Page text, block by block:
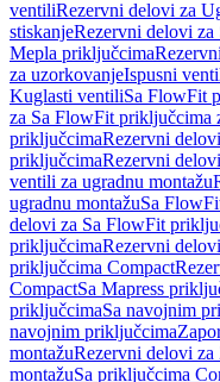
ventiliRezervni delovi za
stiskanjeRezervni delovi
Mepla priključcima
za uzorkovanjeIspusni
Kuglasti ventiliSa FlowFit
za Sa FlowFit priključcima
priključcimaRezervni
priključcimaRezervni
ventili za ugradnu montažu
ugradnu montažuSa
delovi za Sa FlowFit
priključcimaRezervni
priključcima Compact
CompactSa Mapress
priključcimaSa navojnim
navojnim priključcima
montažuRezervni delovi
montažuSa priključcima